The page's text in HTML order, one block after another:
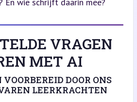
VRAGEN
MET AI
DOOR ONS
LEERKRACHTEN